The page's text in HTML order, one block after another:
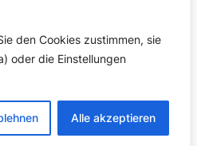
den Cookies zustimmen, sie
oder die Einstellungen
Alle akzeptieren
und an Seitenadmins
Die Anbieter professioneller
Tools haben das schon